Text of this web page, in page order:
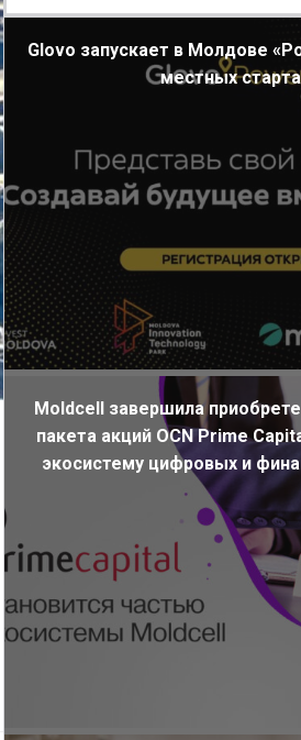
Glovo запускает в Молдове
местных
Moldcell завершила
пакета акций OCN Prime
экосистему цифровых и